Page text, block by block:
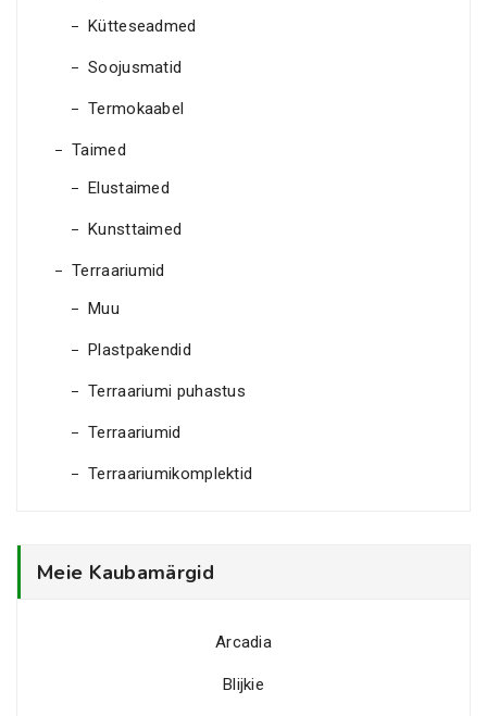
Kütteseadmed
Soojusmatid
Termokaabel
Taimed
Elustaimed
Kunsttaimed
Terraariumid
Muu
Plastpakendid
Terraariumi puhastus
Terraariumid
Terraariumikomplektid
Meie Kaubamärgid
Arcadia
Blijkie